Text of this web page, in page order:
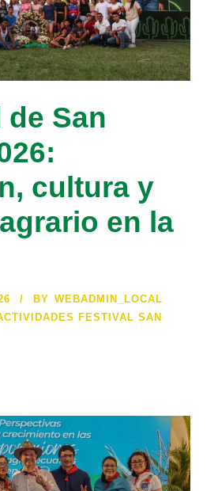
San
cultura y
en la
BY WEBADMIN_LOCAL
FESTIVAL SAN